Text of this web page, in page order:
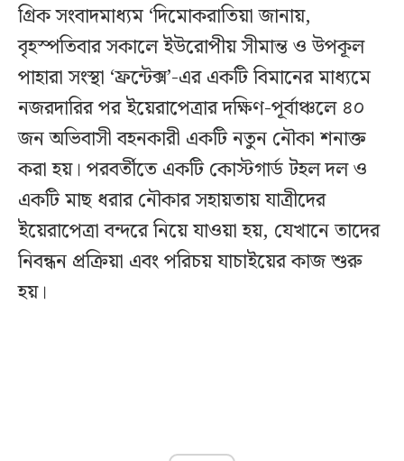
গ্রিক সংবাদমাধ্যম ‘দিমোকরাতিয়া জানায়,
বৃহস্পতিবার সকালে ইউরোপীয় সীমান্ত ও উপকূল
পাহারা সংস্থা ‘ফ্রন্টেক্স’-এর একটি বিমানের মাধ্যমে
নজরদারির পর ইয়েরাপেত্রার দক্ষিণ-পূর্বাঞ্চলে ৪০
জন অভিবাসী বহনকারী একটি নতুন নৌকা শনাক্ত
করা হয়। পরবর্তীতে একটি কোস্টগার্ড টহল দল ও
একটি মাছ ধরার নৌকার সহায়তায় যাত্রীদের
ইয়েরাপেত্রা বন্দরে নিয়ে যাওয়া হয়, যেখানে তাদের
নিবন্ধন প্রক্রিয়া এবং পরিচয় যাচাইয়ের কাজ শুরু
হয়।